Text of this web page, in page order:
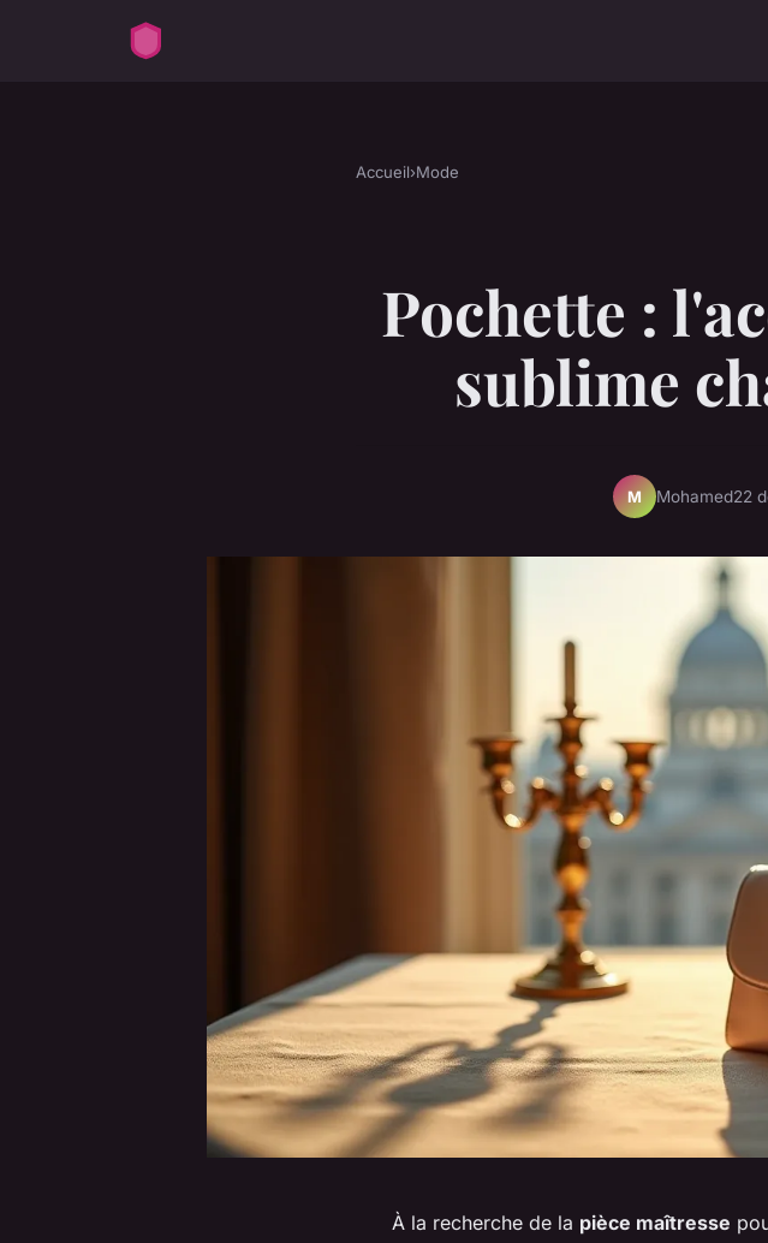
Accueil›Mode
Pochette :
sublime
M Mohamed22
À la recherche de la pièce maîtresse